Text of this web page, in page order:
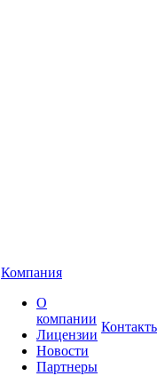
Компания
О
компании
Лицензии
Новости
Партнеры